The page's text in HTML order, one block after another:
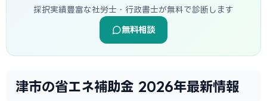
採択実績豊富な社労士・行政書士が無料で診断します
無料相談
津市の省エネ補助金 2026年最新情報